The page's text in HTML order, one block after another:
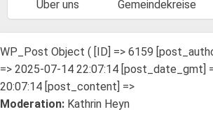
Über uns Gemeindekreise
WP_Post Object ( [ID] => 6159
=> 2025-07-14 22:07:14 [post_date_gmt]
20:07:14 [post_content] =>
Moderation: Kathrin Heyn